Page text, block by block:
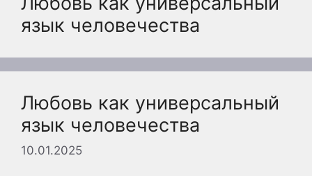
язык человечества
Любовь как универсальный
язык человечества
10.01.2025